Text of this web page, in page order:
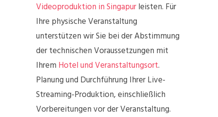
Videoproduktion in Singapurleisten. Für
Ihre physische Veranstaltung
unterstützen wir Sie bei der Abstimmung
der technischen Voraussetzungen mit
Ihrem Hotel und Veranstaltungsort.
Planung und Durchführung Ihrer Live-
Streaming-Produktion, einschließlich
Vorbereitungen vor der Veranstaltung.